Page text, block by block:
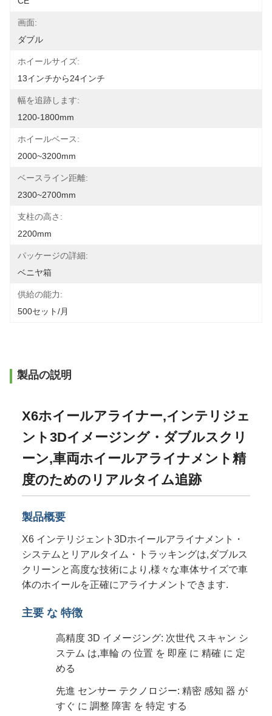
画面:
ダブル
ホイールサイズ:
13インチから24インチ
幅を追跡します:
1200-1800mm
ホイールベース:
2000~3200mm
ベースライン距離:
2300~2700mm
支柱の高さ:
2200mm
パッケージの詳細:
ベニヤ箱
供給の能力:
500セット/月
製品の説明
X6ホイールアライナー,インテリジェ
ント3Dイメージング・ダブルスクリ
ーン,車両ホイールアライナメント精
度のためのリアルタイム追跡
製品概要
X6 インテリジェント3Dホイールアライナメント・
システムとリアルタイム・トラッキングは,ダブルス
クリーンと高度な技術により,様々な車体サイズで車
体のホイールを正確にアライナメントできます.
主要 な 特徴
高精度 3D イメージング: 次世代 スキャン シ
ステム は,車輪 の 位置 を 即座 に 精確 に 定
める
先進 センサー テクノロジー: 精密 感知 器 が
すぐ に 調整 障害 を 特定 する